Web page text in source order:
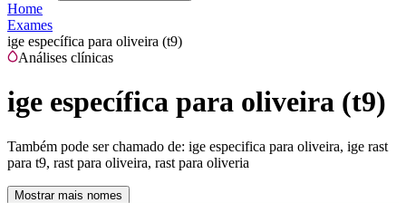
Home
Exames
ige específica para oliveira (t9)
Análises clínicas
ige específica para oliveira (t9)
Também pode ser chamado de: ige especifica para oliveira, ige rast
para t9, rast para oliveira, rast para oliveria
Mostrar mais nomes